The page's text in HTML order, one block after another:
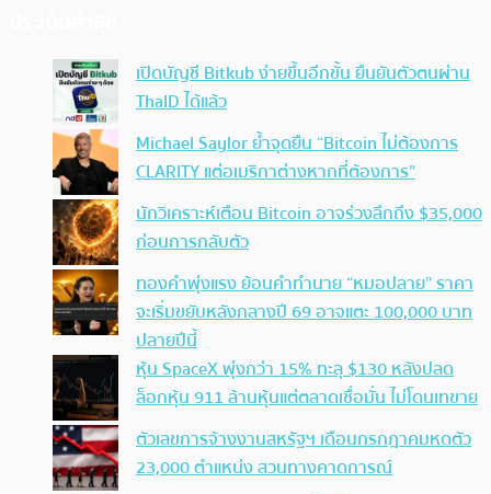
เปิดบัญชี Bitkub ง่ายขึ้นอีกขั้น ยืนยันตัวตนผ่าน
ThaID ได้แล้ว
Michael Saylor ย้ำจุดยืน “Bitcoin ไม่ต้องการ
CLARITY แต่อเมริกาต่างหากที่ต้องการ”
นักวิเคราะห์เตือน Bitcoin อาจร่วงลึกถึง $35,000
ก่อนการกลับตัว
ทองคำพุ่งแรง ย้อนคำทำนาย “หมอปลาย” ราคา
จะเริ่มขยับหลังกลางปี 69 อาจแตะ 100,000 บาท
ปลายปีนี้
หุ้น SpaceX พุ่งกว่า 15% ทะลุ $130 หลังปลด
ล็อกหุ้น 911 ล้านหุ้นแต่ตลาดเชื่อมั่น ไม่โดนเทขาย
ตัวเลขการจ้างงานสหรัฐฯ เดือนกรกฎาคมหดตัว
23,000 ตำแหน่ง สวนทางคาดการณ์